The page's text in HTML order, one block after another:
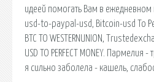
идеей помогать Вам в
usd-to-paypal-usd, Bitcoin-usd To
BTC TO WESTERNUNION,
USD TO PERFECT MONEY. Пармелия
я сильно заболела - кашель,